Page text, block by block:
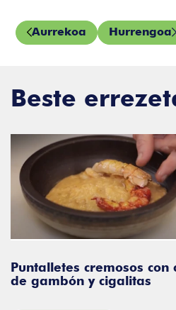
Aurrekoa Hurrengoa
Beste
Puntalletes cremosos con
de gambón y cigalitas